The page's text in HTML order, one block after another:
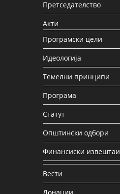
Претседателство
Акти
Програмски цели
Идеологија
Темелни принципи
Програма
Статут
Општински одбори
Финансиски извештаи
Вести